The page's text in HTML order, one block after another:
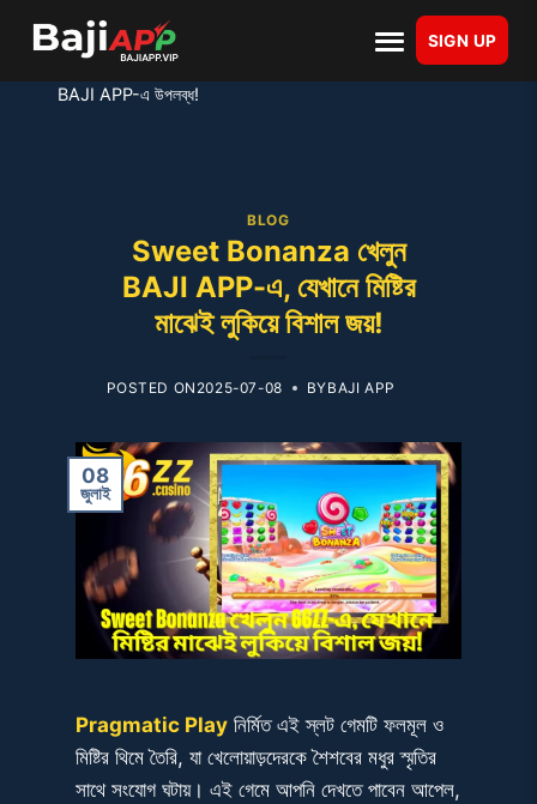
content
SIGN UP
-ফল, ক্যান্ডি আর ফ্রি স্পিনে ভরপুর Sweet Bonanza এখন
BAJI APP-এ উপলব্ধ!
e
BLOG
Sweet Bonanza খেলুন
BAJI APP-এ, যেখানে মিষ্টির
মাঝেই লুকিয়ে বিশাল জয়!
POSTED ON 2025-07-08 BYBAJI APP
08
জুলাই
Pragmatic Play নির্মিত এই স্লট গেমটি ফলমূল ও
মিষ্টির থিমে তৈরি, যা খেলোয়াড়দেরকে শৈশবের মধুর স্মৃতির
সাথে সংযোগ ঘটায়। এই গেমে আপনি দেখতে পাবেন আপেল,